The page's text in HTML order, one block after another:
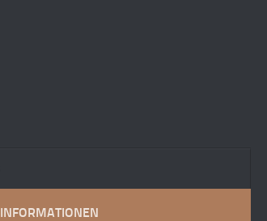
INFORMATIONEN